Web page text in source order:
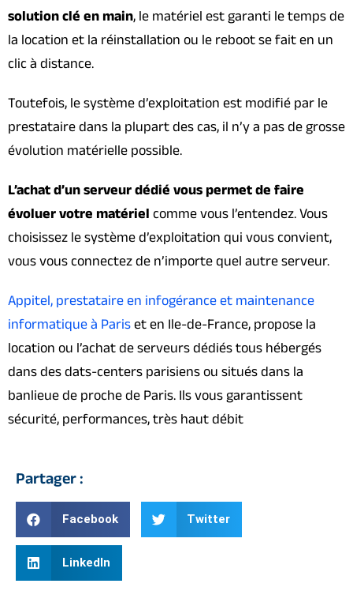
solution clé en main, le matériel est garanti le temps de
la location et la réinstallation ou le reboot se fait en un
clic à distance.
Toutefois, le système d’exploitation est modifié par le
prestataire dans la plupart des cas, il n’y a pas de grosse
évolution matérielle possible.
L’achat d’un serveur dédié vous permet de faire
évoluer votre matériel comme vous l’entendez. Vous
choisissez le système d’exploitation qui vous convient,
vous vous connectez de n’importe quel autre serveur.
Appitel, prestataire en infogérance et maintenance
informatique à Paris et en Ile-de-France, propose la
location ou l’achat de serveurs dédiés tous hébergés
dans des dats-centers parisiens ou situés dans la
banlieue de proche de Paris. Ils vous garantissent
sécurité, performances, très haut débit
Partager :
Facebook Twitter
LinkedIn